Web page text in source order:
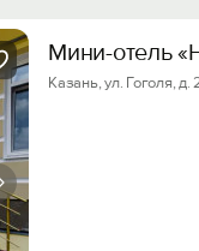
Мини-отель
Казань, ул. Гоголя, д.